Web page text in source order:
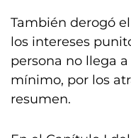
También derogó
los intereses
persona no llega
mínimo, por los
resumen.